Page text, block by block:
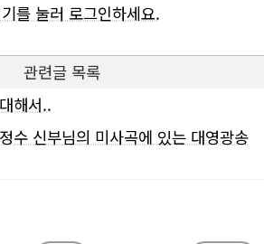
를 눌러 로그인하세요.
관련글 목록
해서..
수 신부님의 미사곡에 있는 대영광송